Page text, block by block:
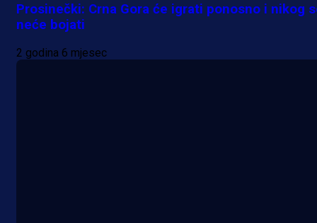
Prosinečki: Crna Gora će igrati ponosno i nikog
neće bojati
2 godina 6 mjesec